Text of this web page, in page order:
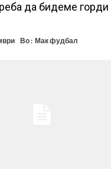
да бидеме горди
Во : Мак фудбал